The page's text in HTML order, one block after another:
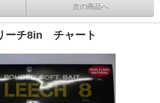
次の商品へ
ーチ8in チャート